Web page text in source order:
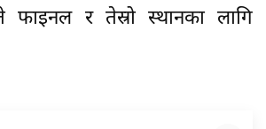
फाइनल र तेस्रो स्थानका लागि